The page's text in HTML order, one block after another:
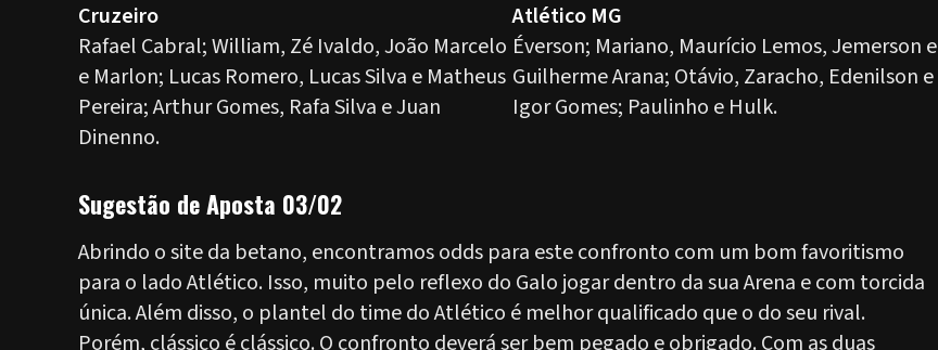
Cruzeiro
Rafael Cabral; William, Zé Ivaldo, João Marcelo
e Marlon; Lucas Romero, Lucas Silva e Matheus
Pereira; Arthur Gomes, Rafa Silva e Juan
Dinenno.
Atlético MG
Éverson; Mariano, Maurício Lemos, Jemerson e
Guilherme Arana; Otávio, Zaracho, Edenilson e
Igor Gomes; Paulinho e Hulk.
Sugestão de Aposta 03/02
Abrindo o site da betano, encontramos odds para este confronto com um bom favoritismo
para o lado Atlético. Isso, muito pelo reflexo do Galo jogar dentro da sua Arena e com torcida
única. Além disso, o plantel do time do Atlético é melhor qualificado que o do seu rival.
Porém, clássico é clássico. O confronto deverá ser bem pegado e obrigado. Com as duas